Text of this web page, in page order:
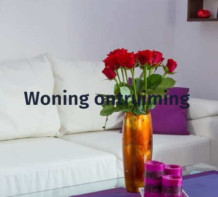
Woning ontruiming